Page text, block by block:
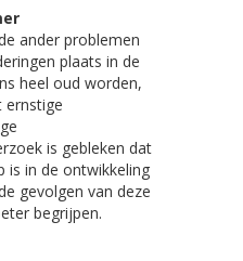
ander problemen
plaats in de
heel oud worden,
ernstige
is gebleken dat
is in de ontwikkeling
gevolgen van deze
begrijpen.